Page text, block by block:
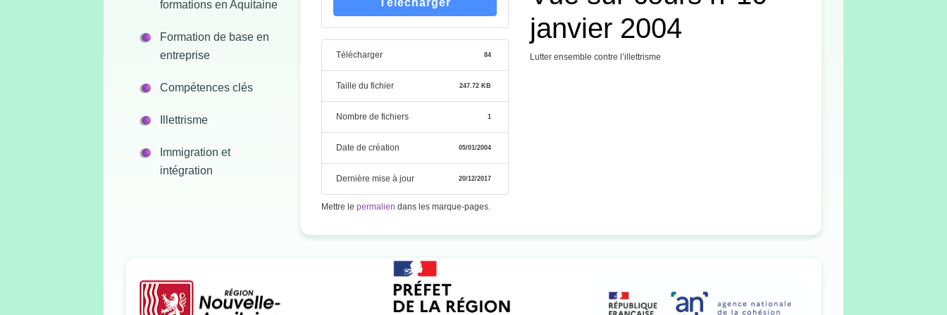
formations en Aquitaine
Formation de base en
entreprise
Compétences clés
Illettrisme
Immigration et
intégration
Télécharger
Télécharger 84
Taille du fichier 247.72 KB
Nombre de fichiers 1
Date de création 05/01/2004
Dernière mise à jour 20/12/2017
janvier 2004
Lutter ensemble contre l’illettrisme
Mettre le permalien dans les marque-pages.